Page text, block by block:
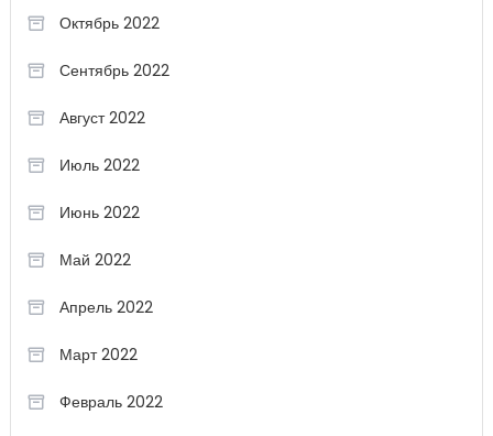
Октябрь 2022
Сентябрь 2022
Август 2022
Июль 2022
Июнь 2022
Май 2022
Апрель 2022
Март 2022
Февраль 2022